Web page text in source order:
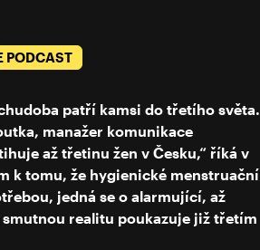
PODCAST
patří kamsi do třetího světa.
manažer komunikace
až třetinu žen v Česku,“ říká v
k tomu, že hygienické menstruační
jedná se o alarmující, až
realitu poukazuje již třetím